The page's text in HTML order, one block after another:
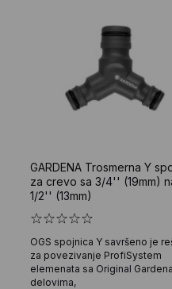
GARDENA Trosmerna Y
za crevo sa 3/4'' (19mm)
1/2'' (13mm)
OGS spojnica Y savršeno je
za povezivanje ProfiSystem
elemenata sa Original Gardena
delovima,